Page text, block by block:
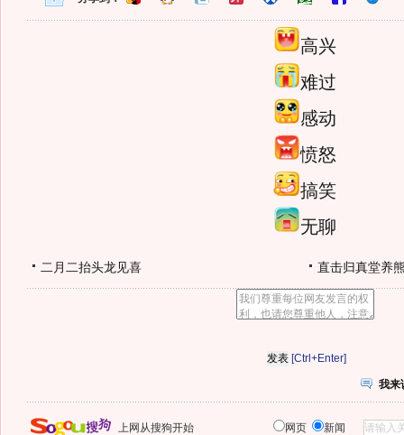
高兴
难过
感动
愤怒
搞笑
无聊
二月二抬头龙见喜 直击归真堂养
[Ctrl+Enter]
我来
上网从搜狗开始 网页 新闻